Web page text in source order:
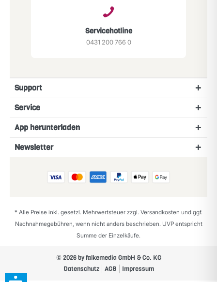
Servicehotline
0431 200 766 0
Support
Service
App herunterladen
Newsletter
* Alle Preise inkl. gesetzl. Mehrwertsteuer zzgl. Versandkosten und ggf.
Nachnahmegebühren, wenn nicht anders beschrieben. UVP entspricht
Summe der Einzelkäufe.
© 2026 by falkemedia GmbH & Co. KG
Datenschutz
AGB Impressum